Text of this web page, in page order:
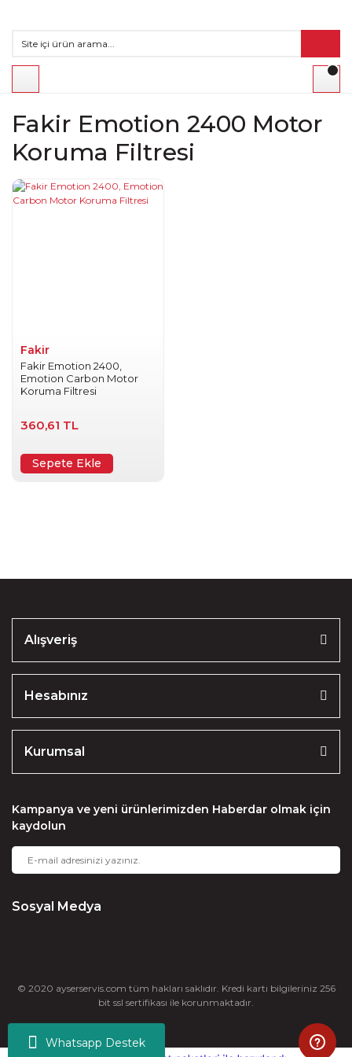
Whatsapp Destek
Fakir Emotion 2400 Motor
Koruma Filtresi
Fakir
Fakir Emotion 2400,
Emotion Carbon Motor
Koruma Filtresi
360,61 TL
Sepete Ekle
Alışveriş
Hesabınız
Kurumsal
Kampanya ve yeni ürünlerimizden Haberdar olmak için
kaydolun
Sosyal Medya
© 2020 ayserservis.com tüm hakları saklıdır. Kredi kartı bilgileriniz 256
bit ssl sertifikası ile korunmaktadır.